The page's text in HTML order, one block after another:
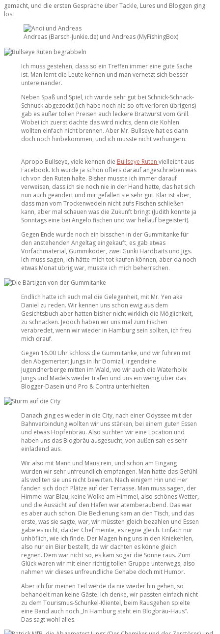
gemacht, und die ersten Gespräche über Tackle, Lures und Bloggen ging
los.
Andreas (Barsch-Junkie.de) und Andreas (MyFishingBox)
Ich muss gestehen, dass so ein Treffen immer eine gute Sache
ist. Man lernt die Leute kennen und man vernetzt sich besser
untereinander.
Neben Spaß und Spiel, ich wurde sehr gut bei Schnick-Schnack-
Schnuck abgezockt (ich habe noch nie so oft verloren übrigens)
gab es außer tollen Preisen auch leckere Bratwurst vom Grill.
Wobei ich zuerst dachte das wird nichts, denn die Kohlen
wollten einfach nicht brennen. Aber Mr. Bullseye hat es dann
doch noch hinbekommen, und ich musste nicht verhungern.
Apropo Bullseye, viele kennen die Bullseye Ruten vielleicht aus
Facebook. Ich wurde ja schon öfters darauf angeschrieben was
ich von den Ruten halte. Bisher musste ich immer darauf
verweisen, dass ich sie noch nie in der Hand hatte, das hat sich
nun auch geändert und mir gefallen sie sehr gut. Klar ist aber,
dass man vom Trockenwedeln nicht aufs Fischen schließen
kann, aber mal schauen was die Zukunft bringt (Judith konnte ja
Sonntags eine bei Angelo fischen und war hellauf begeistert).
Gegen Ende wurde noch ein bisschen in der Gummitanke für
den anstehenden Angeltag eingekauft, es gab etwas
Vorfachmaterial, Gummiköder, zwei Gunki Hardbaits und Jigs.
Ich muss sagen, ich hätte mich tot kaufen können, aber da noch
etwas Monat übrig war, musste ich mich beherrschen.
Endlich hatte ich auch mal die Gelegenheit, mit Mr. Yen aka
Daniel zu reden. Wir kennen uns schon ewig aus dem
Gesichtsbuch aber hatten bisher nicht wirklich die Möglichkeit,
zu schnacken. Jedoch haben wir uns mal zum Fischen
verabredet, wenn wir wieder in Hamburg sein sollten, ich freu
mich drauf.
Gegen 16.00 Uhr schloss die Gummitanke, und wir fuhren mit
den Abgemertert Jungs in ihr Domizil, irgendeine
Jugendherberge mitten im Wald, wo wir auch die Waterholix
Jungs und Mädels wieder trafen und uns ein wenig über das
Blogger-Dasein und Pro & Contra unterhielten.
Danach ging es wieder in die City, nach einer Odyssee mit der
Bahnverbindung wollten wir uns stärken, bei einem guten Essen
und etwas Hopfenbräu. Also suchten wir eine Location und
haben uns das Blogbräu ausgesucht, von außen sah es sehr
einladend aus.
Wir also mit Mann und Maus rein, und schon am Eingang
wurden wir sehr unfreundlich empfangen. Man hatte das Gefühl
als wollten sie uns nicht bewirten. Nach einigem Hin und Her
fanden sich doch Plätze auf der Terrasse. Man muss sagen, der
Himmel war Blau, keine Wolke am Himmel, also schönes Wetter,
und die Aussicht auf den Hafen war atemberaubend. Das war
es aber auch schon. Die Bedienung kam an den Tisch, und das
erste, was sie sagte, war, wir müssten gleich bezahlen und Essen
gäbe es nicht, da der Chef meinte, es regne gleich. Einfach nur
unhöflich, wie ich finde. Der Magen hing uns in den Kniekehlen,
also nur ein Bier bestellt, da wir dachten es könne gleich
regnen. Dem war nicht so, es kam sogar die Sonne raus. Zum
Glück waren wir mit einer richtig tollen Gruppe unterwegs, also
nahmen wir dieses unfreundliche Gehabe doch mit Humor.
Aber ich für meinen Teil werde da nie wieder hin gehen, so
behandelt man keine Gäste. Ich denke, wir passten einfach nicht
zu dem Tourismus-Schunkel-Klientel, beim Rausgehen spielte
eine Band auch noch „In Hamburg steht ein Blogbräu-Haus“.
Das sagt wohl alles.